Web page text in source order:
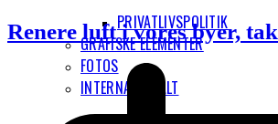
PRIVATLIVSPOLITIK
GRAFISKE ELEMENTER
FOTOS
INTERNATIONALT
Renere luft i vores byer, tak